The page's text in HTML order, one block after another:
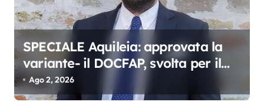
SPECIALE Aquileia: approvata la
variante- il DOCFAP, svolta per il
futuro della città
Ago 2, 2026